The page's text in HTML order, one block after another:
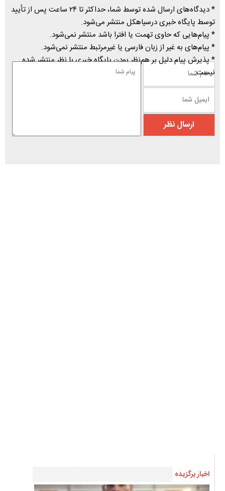
* دیدگاه‌های ارسال شده توسط شما، حداکثر تا ۲۴ ساعت پس از تأیید
توسط پایگاه خبری درسیاهکل منتشر می‌شود.
* پیام‌هایی که حاوی تهمت یا افترا باشد منتشر نمی‌شود.
* پیام‌های به غیر از زبان فارسی یا غیرمرتبط منتشر نمی‌شود.
* پذیرش پیام دلیل بر هم‌نظر بودن پایگاه خبری با نظر منتشر شده
نیست.